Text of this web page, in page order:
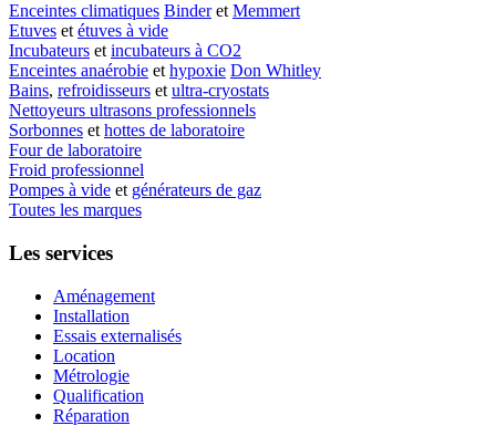
Enceintes climatiques Binderet Memmert
Etuves et étuves à vide
Incubateurs et incubateurs à CO2
Enceintes anaérobie et hypoxie Don Whitley
Bains, refroidisseurs et ultra-cryostats
Nettoyeurs ultrasons professionnels
Sorbonnes et hottes de laboratoire
Four de laboratoire
Froid professionnel
Pompes à vide et générateurs de gaz
Toutes les marques
Les services
Aménagement
Installation
Essais externalisés
Location
Métrologie
Qualification
Réparation